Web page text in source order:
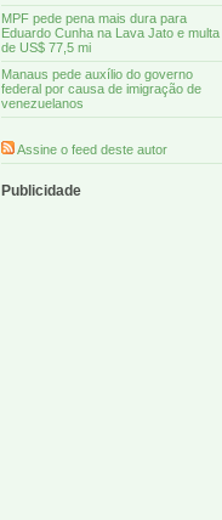
MPF pede pena mais dura para
Eduardo Cunha na Lava Jato e multa
de US$ 77,5 mi
Manaus pede auxílio do governo
federal por causa de imigração de
venezuelanos
Assine o feed deste autor
Publicidade